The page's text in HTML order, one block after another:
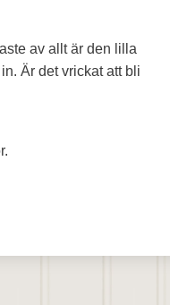
av allt är den lilla
Är det vrickat att bli